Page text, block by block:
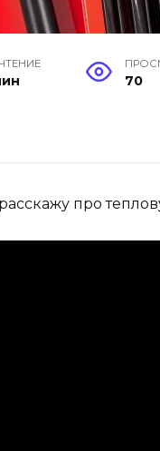
70
про